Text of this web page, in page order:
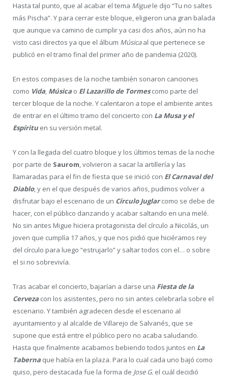
Hasta tal punto, que al acabar el tema Miguele dijo “Tu no saltes
más Pischa”. Y para cerrar este bloque, eligieron una gran balada
que aunque va camino de cumplir ya casi dos años, aún no ha
visto casi directos ya que el álbum Músicaal que pertenece se
publicó en el tramo final del primer año de pandemia (2020).
En estos compases de la noche también sonaron canciones
como Vida, Música o El Lazarillo de Tormescomo parte del
tercer bloque de la noche. Y calentaron a tope el ambiente antes
de entrar en el último tramo del concierto con La Musa y el
Espírituen su versión metal.
Y con la llegada del cuatro bloque y los últimos temas de la noche
por parte de Saurom, volvieron a sacar la artillería y las
llamaradas para el fin de fiesta que se inició con El Carnaval del
Diablo, y en el que después de varios años, pudimos volver a
disfrutar bajo el escenario de un Círculo Juglarcomo se debe de
hacer, con el público danzando y acabar saltando en una melé.
No sin antes Migue hiciera protagonista del círculo a Nicolás, un
joven que cumplía 17 años, y que nos pidió que hiciéramos rey
del círculo para luego “estrujarlo” y saltar todos con el… o sobre
el si no sobrevivía.
Tras acabar el concierto, bajarían a darse una Fiesta de la
Cerveza con los asistentes, pero no sin antes celebrarla sobre el
escenario. Y también agradecen desde el escenario al
ayuntamiento y al alcalde de Villarejo de Salvanés, que se
supone que está entre el público pero no acaba saludando.
Hasta que finalmente acabamos bebiendo todos juntos en La
Taberna que había en la plaza. Para lo cual cada uno bajó como
quiso, pero destacada fue la forma de Jose G. el cuál decidió